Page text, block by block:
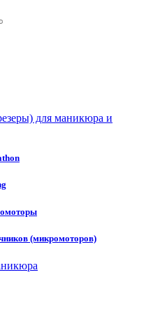
для маникюра и
(микромоторов)